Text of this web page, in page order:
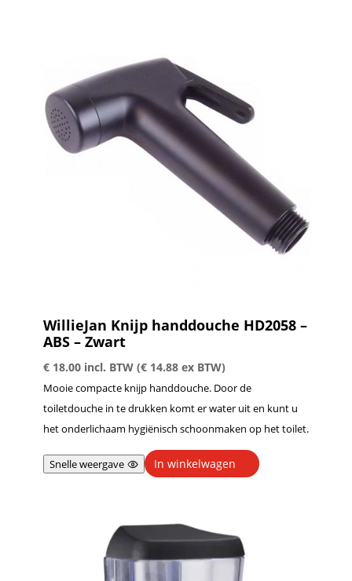
WillieJan Knijp handdouche HD2058 –
ABS – Zwart
€18.00 incl. BTW (€14.88ex BTW)
Mooie compacte knijp handdouche. Door de
toiletdouche in te drukken komt er water uit en kunt u
het onderlichaam hygiënisch schoonmaken op het toilet.
Snelle weergave In winkelwagen